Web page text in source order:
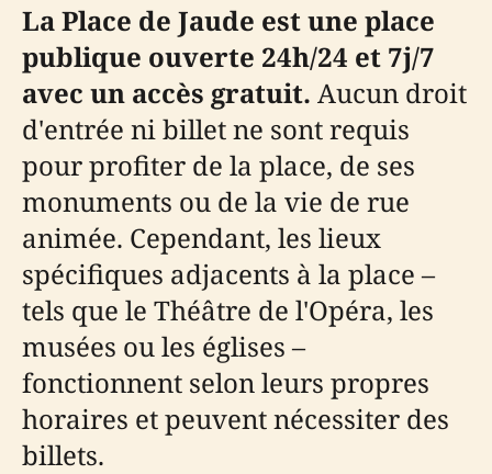
La Place de Jaude est une place
publique ouverte 24h/24 et 7j/7
avec un accès gratuit. Aucun droit
d'entrée ni billet ne sont requis
pour profiter de la place, de ses
monuments ou de la vie de rue
animée. Cependant, les lieux
spécifiques adjacents à la place –
tels que le Théâtre de l'Opéra, les
musées ou les églises –
fonctionnent selon leurs propres
horaires et peuvent nécessiter des
billets.